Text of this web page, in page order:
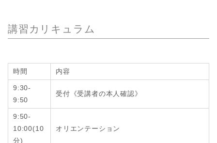
講習カリキュラム
時間 内容
9:30-
9:50
受付《受講者の本人確認》
9:50-
10:00(10
分)
オリエンテーション